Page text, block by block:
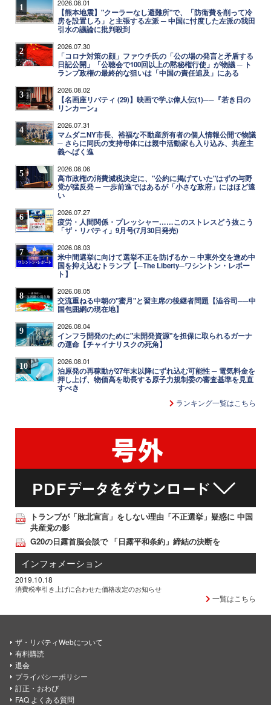
1 2026.08.01
【熊本地震】"クーラーなし避難所"で、「防衛費を削って冷
房を設置しろ」と主張する左派 ─ 中国に忖度した左派の我田
引水の議論に批判殺到
2 2026.07.30
「コロナ対策の顔」ファウチ氏の「公の場の発言と矛盾する
日記公開」「公聴会で100回以上の黙秘権行使」が物議 ─ ト
ランプ政権の最終的な狙いは「中国の責任追及」にある
3 2026.08.02
【名画座リバティ (29)】映画で学ぶ偉人伝(1)──『若き日の
リンカーン』
4 2026.07.31
マムダニNY市長、裕福な不動産所有者の個人情報公開で物議
─ さらに同氏の支持母体には親中活動家も入り込み、共産主
義へばく進
5 2026.08.06
高市政権の消費減税決定に、"公約に掲げていた"はずの与野
党が猛反発 ─ 一歩前進ではあるが「小さな政府」にはほど遠
い
6 2026.07.27
疲労・人間関係・プレッシャー……このストレスどう抜こう
「ザ・リバティ」9月号(7月30日発売)
7 2026.08.03
米中間選挙に向けて選挙不正を防げるか ─ 中東外交を進め中
国を抑え込むトランプ【─The Liberty─ワシントン・レポー
ト】
8 2026.08.05
交流重ねる中朝の"蜜月"と習主席の後継者問題【澁谷司──中
国包囲網の現在地】
9 2026.08.04
インフラ開発のために"未開発資源"を担保に取られるガーナ
の運命【チャイナリスクの死角】
10 2026.08.01
泊原発の再稼動が27年末以降にずれ込む可能性 ─ 電気料金を
押し上げ、物価高を助長する原子力規制委の審査基準を見直
すべき
ランキング一覧はこちら
トランプが「敗北宣言」をしない理由「不正選挙」疑惑に 中国
共産党の影
G20の日露首脳会談で 「日露平和条約」締結の決断を
インフォメーション
2019.10.18
消費税率引き上げに合わせた価格改定のお知らせ
一覧はこちら
ザ・リバティWebについて
有料購読
退会
プライバシーポリシー
訂正・おわび
FAQ よくある質問